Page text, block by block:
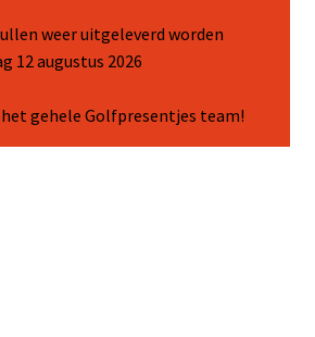
weer uitgeleverd worden
12 augustus 2026
gehele Golfpresentjes team!